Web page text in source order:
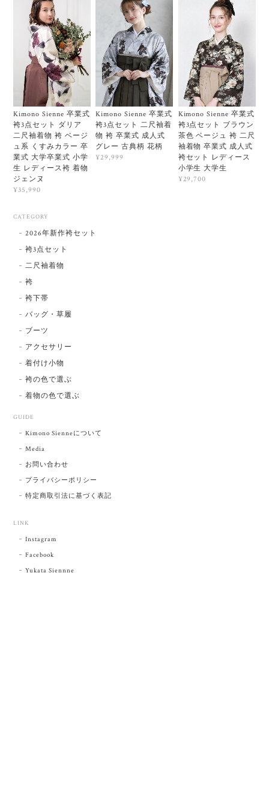
Kimono Sienne 卒業式
袴3点セット ダリア
二尺袖着物 袴 ベージ
ュ系 くすみカラー 卒
業式 大学卒業式 小学
生 レディース袴 着物
ジェンヌ
¥35,990
Kimono Sienne 卒業式
袴3点セット 二尺袖着
物 袴 卒業式 成人式
グレー 古典柄 花柄
¥29,999
Kimono Sienne 卒業式
袴3点セット ブラウン
茶色 ベージュ 袴 二尺
袖着物 卒業式 成人式
袴セット レディース
小学生 大学生
¥29,700
CATEGORY
2026年新作袴セット
袴3点セット
二尺袖着物
袴
袴下帯
バッグ・草履
ブーツ
アクセサリー
着付け小物
袴の色で選ぶ
着物の色で選ぶ
GUIDE
Kimono Sienneについて
Media
お問い合わせ
プライバシーポリシー
特定商取引法に基づく表記
LINK
Instagram
Facebook
Yukata Siennne